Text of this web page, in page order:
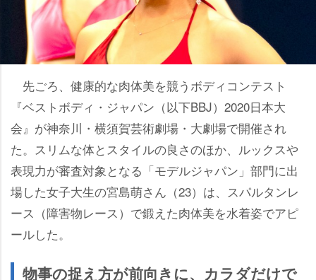
先ごろ、健康的な肉体美を競うボディコンテスト
『ベストボディ・ジャパン（以下BBJ）2020日本大
会』が神奈川・横須賀芸術劇場・大劇場で開催され
た。スリムな体とスタイルの良さのほか、ルックス
表現力が審査対象となる「モデルジャパン」部門に出
場した女子大生の宮島萌さん（23）は、スパルタンレ
ース（障害物レース）で鍛えた肉体美を水着姿でアピ
ールした。
物事の捉え方が前向きに、カラダだけで